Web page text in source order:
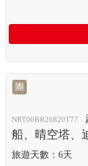
團
NRT06BR26820T77
船、晴空塔、
6天